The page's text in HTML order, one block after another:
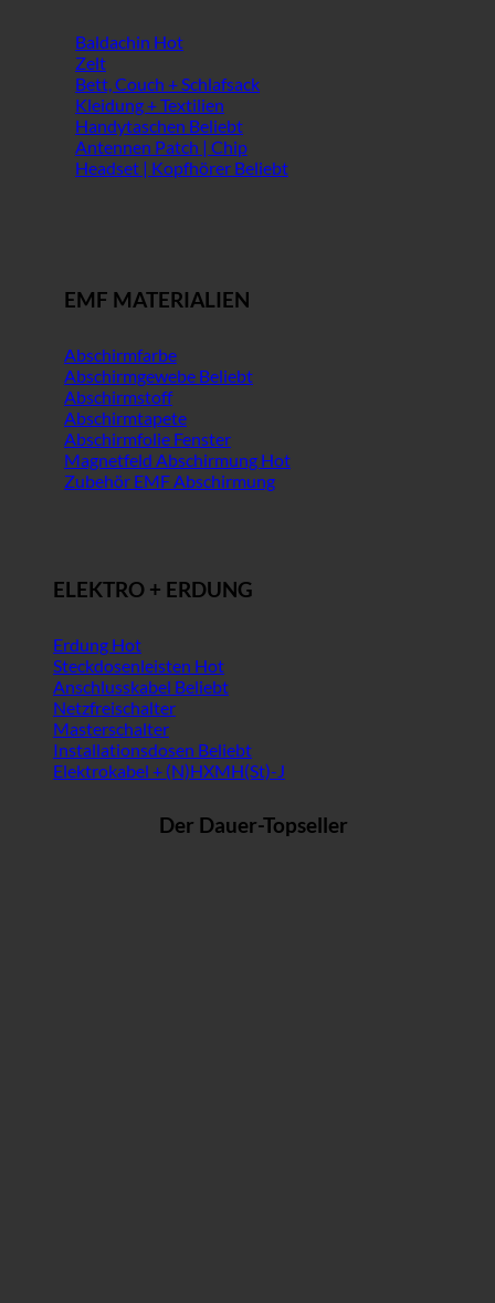
Baldachin
Zelt
Bett, Couch + Schlafsack
Kleidung + Textilien
Handytaschen
Antennen Patch | Chip
Headset | Kopfhörer
EMF MATERIALIEN
Abschirmfarbe
Abschirmgewebe
Abschirmstoff
Abschirmtapete
Abschirmfolie Fenster
Magnetfeld Abschirmung
Zubehör EMF Abschirmung
ELEKTRO + ERDUNG
Erdung
Steckdosenleisten
Anschlusskabel
Netzfreischalter
Masterschalter
Installationsdosen
Elektrokabel + (N)HXMH(St)-J
Der Dauer-Topseller